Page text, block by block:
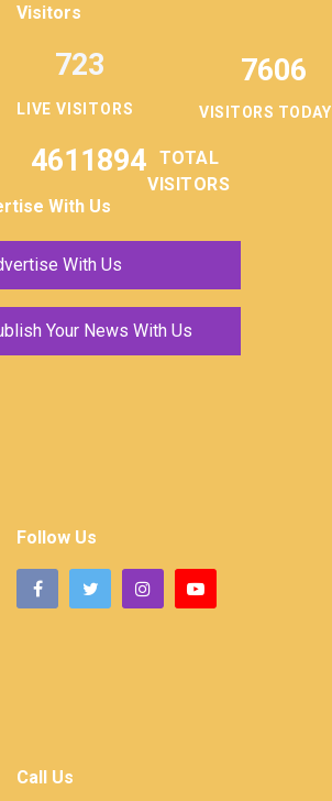
Visitors
LIVE VISITORS
723 7606
VISITORS TODAY
4611894
TOTAL
VISITORS
With Us
With Us
Your News With Us
Follow Us
Call Us